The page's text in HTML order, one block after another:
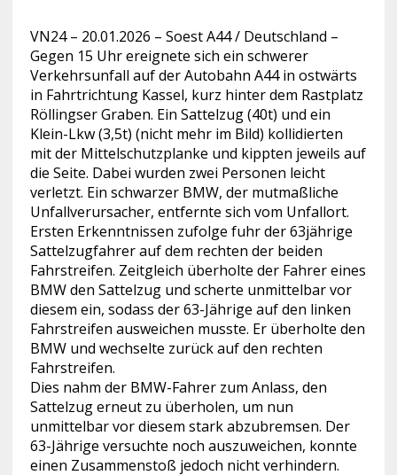
VN24 – 20.01.2026 – Soest A44 / Deutschland –
Gegen 15 Uhr ereignete sich ein schwerer
Verkehrsunfall auf der Autobahn A44 in ostwärts
in Fahrtrichtung Kassel, kurz hinter dem Rastplatz
Röllingser Graben. Ein Sattelzug (40t) und ein
Klein-Lkw (3,5t) (nicht mehr im Bild) kollidierten
mit der Mittelschutzplanke und kippten jeweils auf
die Seite. Dabei wurden zwei Personen leicht
verletzt. Ein schwarzer BMW, der mutmaßliche
Unfallverursacher, entfernte sich vom Unfallort.
Ersten Erkenntnissen zufolge fuhr der 63jährige
Sattelzugfahrer auf dem rechten der beiden
Fahrstreifen. Zeitgleich überholte der Fahrer eines
BMW den Sattelzug und scherte unmittelbar vor
diesem ein, sodass der 63-Jährige auf den linken
Fahrstreifen ausweichen musste. Er überholte den
BMW und wechselte zurück auf den rechten
Fahrstreifen.
Dies nahm der BMW-Fahrer zum Anlass, den
Sattelzug erneut zu überholen, um nun
unmittelbar vor diesem stark abzubremsen. Der
63-Jährige versuchte noch auszuweichen, konnte
einen Zusammenstoß jedoch nicht verhindern.